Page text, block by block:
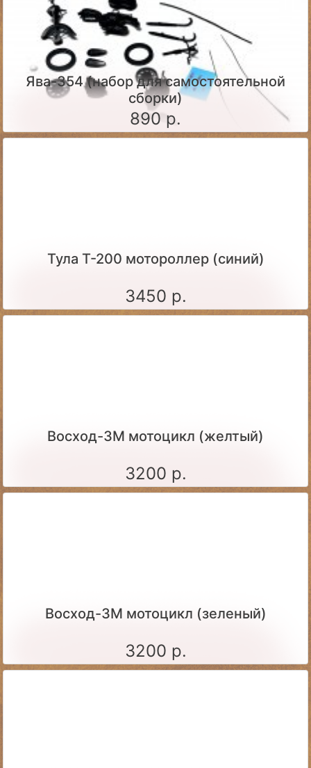
Ява-354 (набор для самостоятельной
сборки)
890 р.
Тула Т-200 мотороллер (синий)
3450 р.
Восход-3М мотоцикл (желтый)
3200 р.
Восход-3М мотоцикл (зеленый)
3200 р.